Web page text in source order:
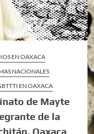
EN OAXACA
NACIONALES
EN OAXACA
de Mayte
de la
Oaxaca